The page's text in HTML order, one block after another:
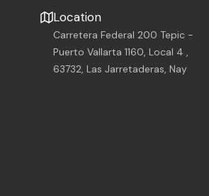
Location
Carretera Federal 200 Tepic -
Puerto Vallarta 1160, Local 4 ,
63732, Las Jarretaderas, Nay